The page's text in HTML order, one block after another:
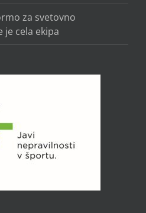
za svetovno
je cela ekipa